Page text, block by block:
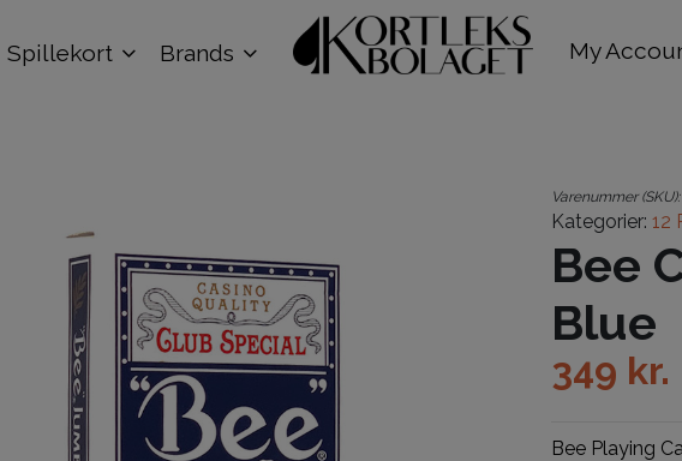
Spillekort Brands My
Varenummer (SKU):
Kategorier: 12
Bee
Blue
349 kr.
Bee Playing